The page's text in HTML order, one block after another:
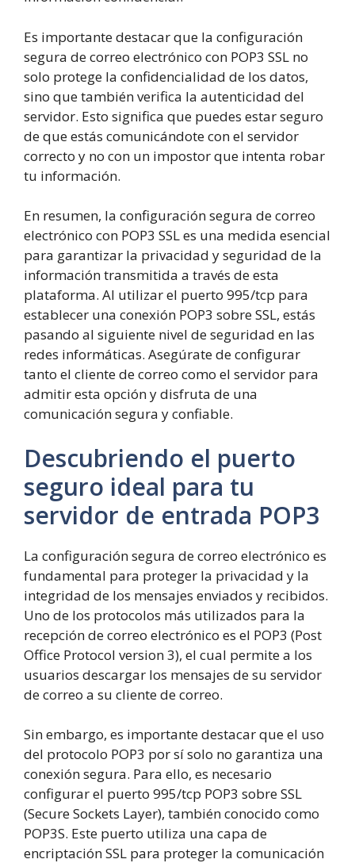
Es importante destacar que la configuración
segura de correo electrónico con POP3 SSL no
solo protege la confidencialidad de los datos,
sino que también verifica la autenticidad del
servidor. Esto significa que puedes estar seguro
de que estás comunicándote con el servidor
correcto y no con un impostor que intenta robar
tu información.
En resumen, la configuración segura de correo
electrónico con POP3 SSL es una medida esencial
para garantizar la privacidad y seguridad de la
información transmitida a través de esta
plataforma. Al utilizar el puerto 995/tcp para
establecer una conexión POP3 sobre SSL, estás
pasando al siguiente nivel de seguridad en las
redes informáticas. Asegúrate de configurar
tanto el cliente de correo como el servidor para
admitir esta opción y disfruta de una
comunicación segura y confiable.
Descubriendo el puerto
seguro ideal para tu
servidor de entrada POP3
La configuración segura de correo electrónico es
fundamental para proteger la privacidad y la
integridad de los mensajes enviados y recibidos.
Uno de los protocolos más utilizados para la
recepción de correo electrónico es el POP3 (Post
Office Protocol version 3), el cual permite a los
usuarios descargar los mensajes de su servidor
de correo a su cliente de correo.
Sin embargo, es importante destacar que el uso
del protocolo POP3 por sí solo no garantiza una
conexión segura. Para ello, es necesario
configurar el puerto 995/tcp POP3 sobre SSL
(Secure Sockets Layer), también conocido como
POP3S. Este puerto utiliza una capa de
encriptación SSL para proteger la comunicación